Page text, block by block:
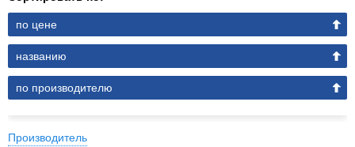
по цене
названию
по производителю
Производитель